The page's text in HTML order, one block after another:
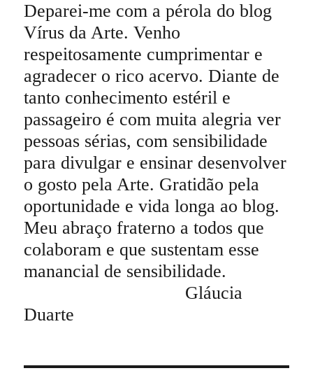
Deparei-me com a pérola do blog
Vírus da Arte. Venho
respeitosamente cumprimentar e
agradecer o rico acervo. Diante de
tanto conhecimento estéril e
passageiro é com muita alegria ver
pessoas sérias, com sensibilidade
para divulgar e ensinar desenvolver
o gosto pela Arte. Gratidão pela
oportunidade e vida longa ao blog.
Meu abraço fraterno a todos que
colaboram e que sustentam esse
manancial de sensibilidade.
Gláucia
Duarte